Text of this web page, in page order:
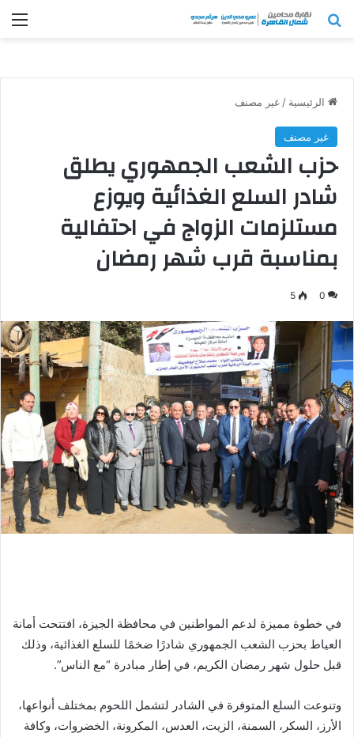
بحث عن
الرئيسية / غير مصنف
غير مصنف
حزب الشعب الجمهوري يطلق
شادر السلع الغذائية ويوزع
مستلزمات الزواج في احتفالية
بمناسبة قرب شهر رمضان
0
5
في خطوة مميزة لدعم المواطنين في محافظة الجيزة، افتتحت أمانة
العياط بحزب الشعب الجمهوري شادرًا ضخمًا للسلع الغذائية، وذلك
قبل حلول شهر رمضان الكريم، في إطار مبادرة “مع الناس”.
وتنوعت السلع المتوفرة في الشادر لتشمل اللحوم بمختلف أنواعها،
الأرز، السكر، السمنة، الزيت، العدس، المكرونة، الخضروات، وكافة